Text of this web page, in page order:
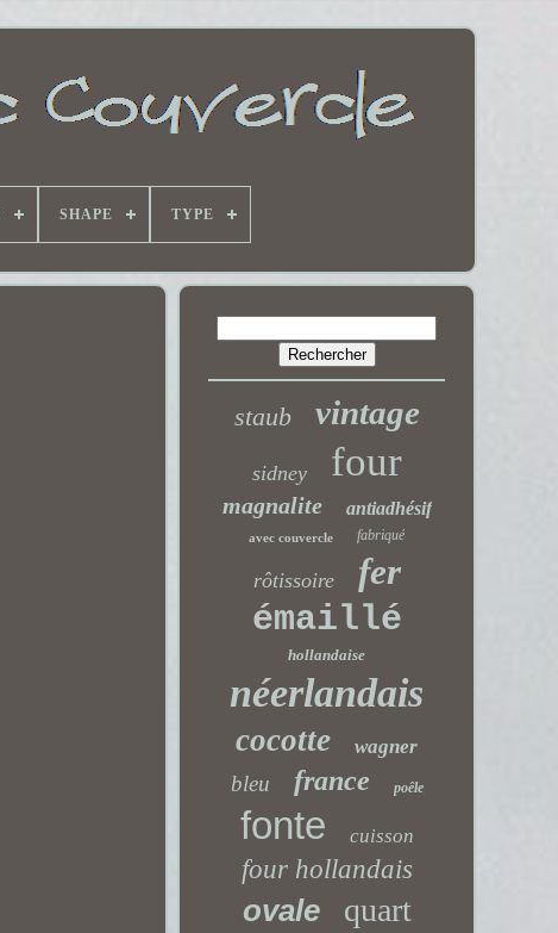
SHAPE TYPE
staub vintage
sidney four
magnalite antiadhésif
avec couvercle fabriqué
rôtissoire fer
émaillé
hollandaise
néerlandais
cocotte wagner
bleu france poêle
fonte cuisson
four hollandais
ovale quart